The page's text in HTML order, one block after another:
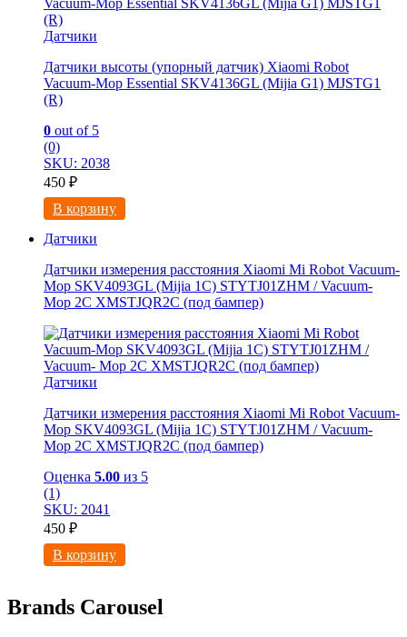
Датчики
Датчики высоты (упорный датчик) Xiaomi Robot
Vacuum-Mop Essential SKV4136GL (Mijia G1) MJSTG1
(R)
0 out of 5
(0)
SKU: 2038
450 ₽
В корзину
Датчики
Датчики измерения расстояния Xiaomi Mi Robot Vacuum-
Mop SKV4093GL (Mijia 1C) STYTJ01ZHM / Vacuum-
Mop 2C XMSTJQR2C (под бампер)
Датчики
Датчики измерения расстояния Xiaomi Mi Robot Vacuum-
Mop SKV4093GL (Mijia 1C) STYTJ01ZHM / Vacuum-
Mop 2C XMSTJQR2C (под бампер)
Оценка 5.00 из 5
(1)
SKU: 2041
450 ₽
В корзину
Brands Carousel